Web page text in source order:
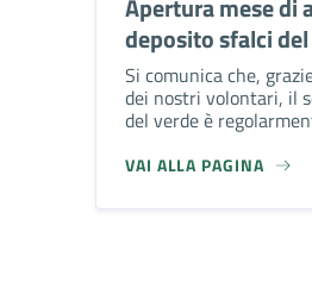
deposito sfalci
Si comunica che,
dei nostri volontari, il
del verde è
VAI ALLA PAGINA